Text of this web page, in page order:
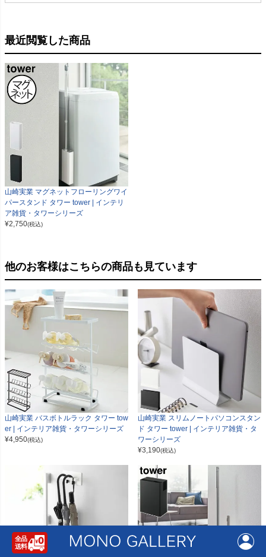
最近閲覧した商品
山崎実業 マグネットフローリングワイ
パースタンド タワー tower | インテリ
ア雑貨・タワーシリーズ
¥2,750(税込)
他のお客様はこちらの商品も見ています
山崎実業 バスボトルラック タワー tow
er | インテリア雑貨・タワーシリーズ
¥4,950(税込)
山崎実業 スリムノートパソコンスタン
ド タワー tower | インテリア雑貨・タ
ワーシリーズ
¥3,190(税込)